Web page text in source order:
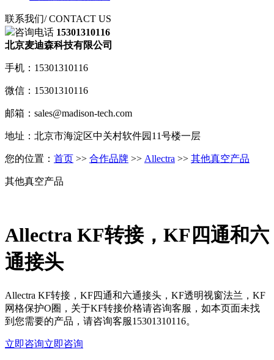
联系我们/ CONTACT US
咨询电话 15301310116
北京麦迪森科技有限公司
手机：15301310116
微信：15301310116
邮箱：sales@madison-tech.com
地址：北京市海淀区中关村软件园11号楼一层
您的位置： 首页 >> 合作品牌 >> Allectra >> 其他真空产品
其他真空产品
Allectra KF转接，KF四通和六
通接头
Allectra KF转接，KF四通和六通接头，KF透明视窗法兰，KF
网格保护O圈，关于KF转接价格请咨询客服，如本页面未找
到您需要的产品，请咨询客服15301310116。
立即咨询立即咨询